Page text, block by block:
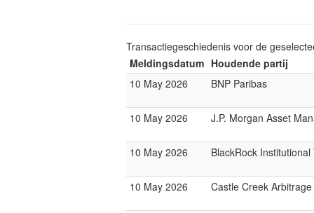
Transactiegeschiedenis voor de
Meldingsdatum Houdende partij
10 May 2026
BNP Paribas
10 May 2026 J.P. Morgan Asset
10 May 2026 BlackRock
10 May 2026 Castle Creek Arbitrage